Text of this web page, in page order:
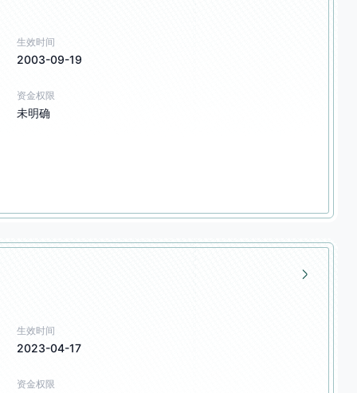
生效时间
2003-09-19
资金权限
未明确
生效时间
2023-04-17
资金权限